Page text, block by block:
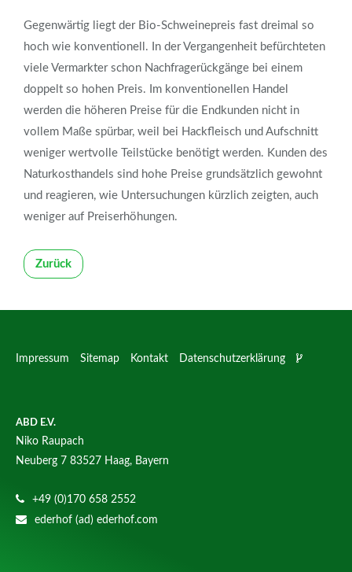
Gegenwärtig liegt der Bio-Schweinepreis fast dreimal so
hoch wie konventionell. In der Vergangenheit befürchteten
viele Vermarkter schon Nachfragerückgänge bei einem
doppelt so hohen Preis. Im konventionellen Handel
werden die höheren Preise für die Endkunden nicht in
vollem Maße spürbar, weil bei Hackfleisch und Aufschnitt
weniger wertvolle Teilstücke benötigt werden. Kunden des
Naturkosthandels sind hohe Preise grundsätzlich gewohnt
und reagieren, wie Untersuchungen kürzlich zeigten, auch
weniger auf Preiserhöhungen.
Zurück
Impressum Sitemap Kontakt Datenschutzerklärung
ABD E.V.
Niko Raupach
Neuberg 7 83527 Haag, Bayern
+49 (0)170 658 2552
ederhof (ad) ederhof.com